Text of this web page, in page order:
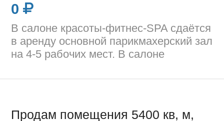
0
В салоне красоты-фитнес-SPA cдаётся
в аренду основной парикмахерский зал
на 4-5 рабочих мест. В салоне
Продам помещения 5400 кв, м,